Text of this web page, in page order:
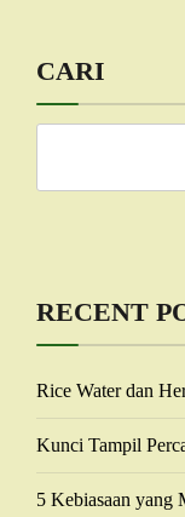
CARI
RECENT
Rice Water dan
Kunci Tampil
5 Kebiasaan yang